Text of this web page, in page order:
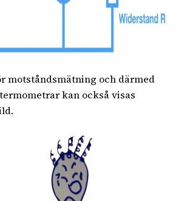
motståndsmätning och därmed
kan också visas